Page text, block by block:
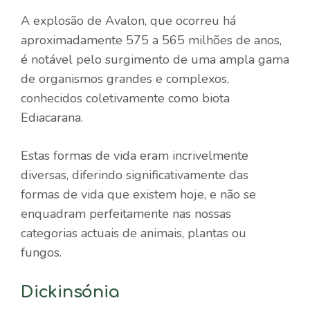
A explosão de Avalon, que ocorreu há
aproximadamente 575 a 565 milhões de anos,
é notável pelo surgimento de uma ampla gama
de organismos grandes e complexos,
conhecidos coletivamente como biota
Ediacarana.
Estas formas de vida eram incrivelmente
diversas, diferindo significativamente das
formas de vida que existem hoje, e não se
enquadram perfeitamente nas nossas
categorias actuais de animais, plantas ou
fungos.
Dickinsónia